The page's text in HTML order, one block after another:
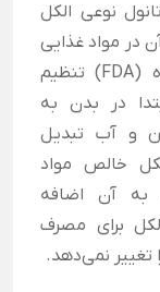
نوعی الکل
در مواد غذایی
توسط اداره غذا و داروی ایالات متحده (FDA) تنظیم
در بدن به
و آب تبدیل
خالص مواد
به آن اضافه
برای مصرف
تغییر نمی‌دهد.